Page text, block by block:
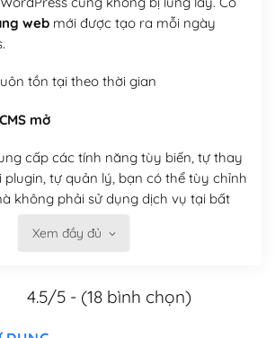
webmới được tạo ra mỗi ngày
tồn tại theo thời gian
mở
cấp các tính năng tùy biến, tự thay
plugin, tự quản lý, bạn có thể tùy chỉnh
không phải sử dụng dịch vụ tại bất
Xem đầy đủ
4.5/5 - (18 bình chọn)